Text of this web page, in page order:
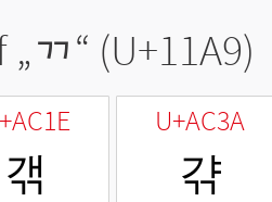
ᆩ“ (U+11A9)
갞
U+AC3A
갺